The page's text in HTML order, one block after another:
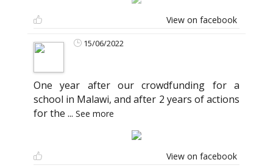
View on facebook
15/06/2022
One year after our crowdfunding for a
school in Malawi, and after 2 years of actions
for the ... See more
View on facebook